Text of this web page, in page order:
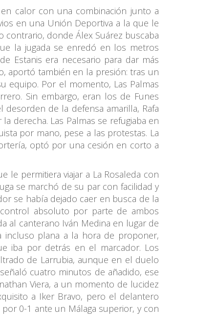
calor con una combinación junto a
en una Unión Deportiva a la que le
contrario, donde Álex Suárez buscaba
la jugada se enredó en los metros
Estanis era necesario para dar más
aportó también en la presión: tras un
equipo. Por el momento, Las Palmas
Sin embargo, eran los de Funes
de la defensa amarilla, Rafa
derecha. Las Palmas se refugiaba en
por mano, pese a las protestas. La
optó por una cesión en corto a
le permitiera viajar a La Rosaleda con
se marchó de su par con facilidad y
se había dejado caer en busca de la
absoluto por parte de ambos
al canterano Iván Medina en lugar de
incluso plana a la hora de proponer,
iba por detrás en el marcador. Los
de Larrubia, aunque en el duelo
cuatro minutos de añadido, ese
Viera, a un momento de lucidez
a Iker Bravo, pero el delantero
0-1 ante un Málaga superior, y con